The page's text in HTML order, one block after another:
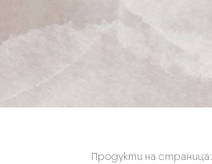
Продукти на страница: